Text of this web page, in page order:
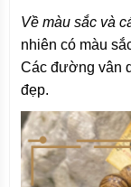
Về màu sắc và
nhiên có màu
Các đường vân
đẹp.